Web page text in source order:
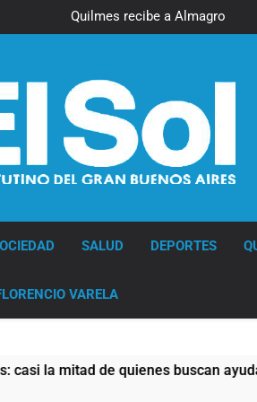
Quilmes recibe a Almagro con
la mira puesta en el Reducido
SALUD DEPORTES
VARELA
de quienes buscan ayuda pide